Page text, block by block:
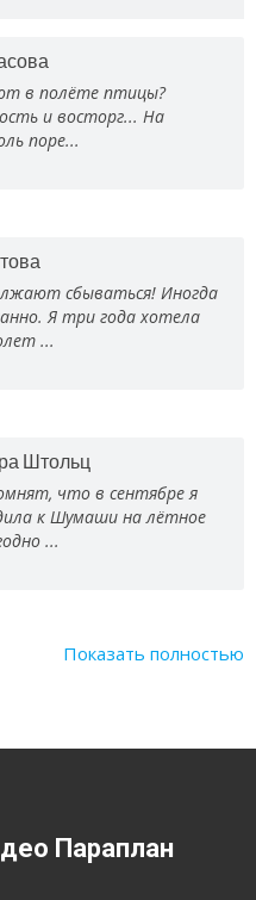
в полёте птицы?
и восторг... На
поре...
сбываться! Иногда
Я три года хотела
...
Штольц
что в сентябре я
к Шумаши на лётное
...
Показать полностью
Параплан